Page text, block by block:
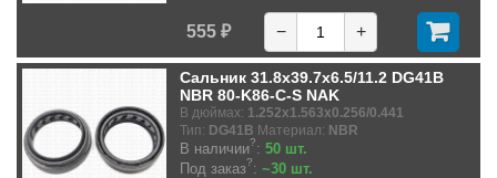
555 ₽ − +
Сальник 31.8x39.7x6.5/11.2 DG41B
NBR 80-K86-C-S NAK
В дюймах: 1.252x1.563x0.256/0.441
Тип: DG41B Материал: NBR
В наличии?: 50 шт.
Под заказ?: ~30 шт.